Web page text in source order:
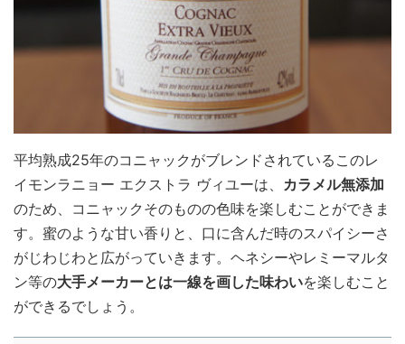
平均熟成25年のコニャックがブレンドされているこのレ
イモンラニョー エクストラ ヴィユーは、 カラメル無添加
のため、コニャックそのものの色味を楽しむことができま
す。蜜のような甘い香りと、口に含んだ時のスパイシーさ
がじわじわと広がっていきます。ヘネシーやレミーマルタ
ン等の大手メーカーとは一線を画した味わいを楽しむこと
ができるでしょう。